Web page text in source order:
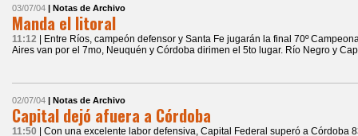
03/07/04 | Notas de Archivo
Manda el litoral
11:12
| Entre Ríos, campeón defensor y Santa Fe jugarán la final 70º
Aires van por el 7mo, Neuquén y Córdoba dirimen el 5to lugar. Río Negro y
02/07/04 | Notas de Archivo
Capital dejó afuera a Córdoba
11:50
| Con una excelente labor defensiva, Capital Federal superó a Córdoba